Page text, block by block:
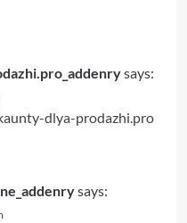
says:
dlya-prodazhi.pro
says: